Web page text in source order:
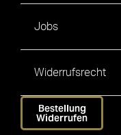
Jobs
Widerrufsrecht
Bestellung
Widerrufen